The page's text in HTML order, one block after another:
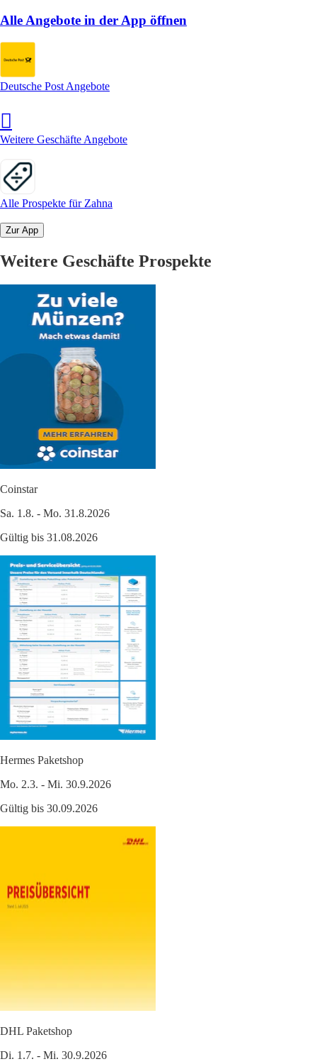
Alle Angebote in der App öffnen
Deutsche Post Angebote
Weitere Geschäfte Angebote
Alle Prospekte für Zahna
Zur App
Weitere Geschäfte Prospekte
Coinstar
Sa. 1.8. - Mo. 31.8.2026
Gültig bis 31.08.2026
Hermes Paketshop
Mo. 2.3. - Mi. 30.9.2026
Gültig bis 30.09.2026
DHL Paketshop
Di. 1.7. - Mi. 30.9.2026